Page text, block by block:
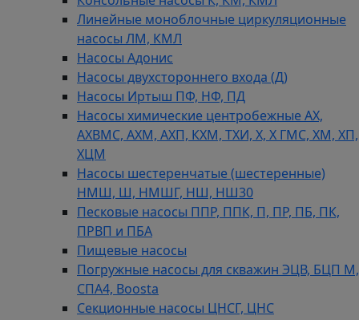
Линейные моноблочные циркуляционные
насосы ЛМ, КМЛ
Насосы Адонис
Насосы двухстороннего входа (Д)
Насосы Иртыш ПФ, НФ, ПД
Насосы химические центробежные АХ,
АХВМС, АХМ, АХП, КХМ, ТХИ, Х, Х ГМС, ХМ, ХП,
ХЦМ
Насосы шестеренчатые (шестеренные)
НМШ, Ш, НМШГ, НШ, НШ30
Песковые насосы ППР, ППК, П, ПР, ПБ, ПК,
ПРВП и ПБА
Пищевые насосы
Погружные насосы для скважин ЭЦВ, БЦП М,
СПА4, Boosta
Секционные насосы ЦНСГ, ЦНС